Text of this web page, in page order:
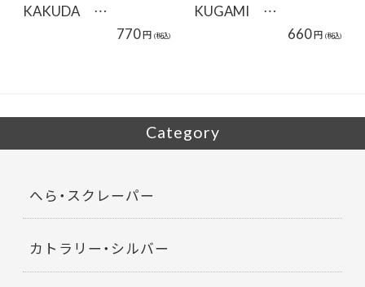
KAKUDA …
770円 (税込)
KUGAMI …
660円 (税込)
Category
へら・スクレーパー
カトラリー・シルバー